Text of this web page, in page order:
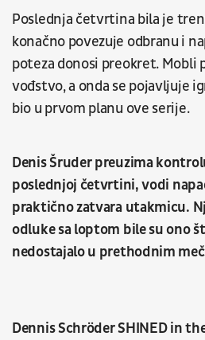
Poslednja četvrtina bila je
konačno povezuje odbranu i
poteza donosi preokret. Mobli
vođstvo, a onda se pojavljuje
bio u prvom planu ove serije.
Denis Šruder preuzima
poslednjoj četvrtini, vodi
praktično zatvara utakmicu.
odluke sa loptom bile su ono
nedostajalo u prethodnim
Dennis Schröder SHINED in